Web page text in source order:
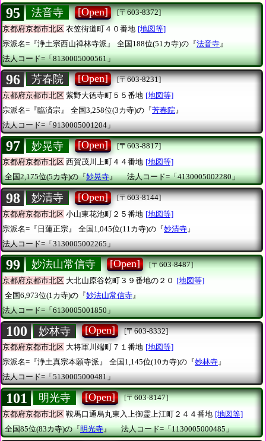
95 法音寺 [Open]
[〒603-8372]
京都府京都市北区 衣笠街道町４０番地 [地図等]
宗派名=『浄土宗西山禅林寺派』
全国188位(51カ寺)の『法音寺 』
法人コード=「8130005000561」
96 芳春院 [Open]
[〒603-8231]
京都府京都市北区 紫野大徳寺町５５番地 [地図等]
宗派名=『臨済宗』
全国3,258位(3カ寺)の『芳春院 』
法人コード=「9130005001204」
97 妙晃寺 [Open]
[〒603-8817]
京都府京都市北区 西賀茂川上町４４番地 [地図等]
全国2,175位(5カ寺)の『妙晃寺』 法人コード=「4130005002280」
98 妙清寺 [Open]
[〒603-8144]
京都府京都市北区 小山東花池町２５番地 [地図等]
宗派名=『日蓮正宗』
全国1,045位(11カ寺)の『妙清寺 』
法人コード=「3130005002265」
99 妙法山常信寺 [Open]
[〒603-8487]
京都府京都市北区 大北山原谷乾町３９番地の２０ [地図等]
全国6,973位(1カ寺)の『妙法山常信寺 』
法人コード=「6130005001850」
100 妙林寺 [Open]
[〒603-8332]
京都府京都市北区 大将軍川端町７１番地 [地図等]
宗派名=『浄土真宗本願寺派』
全国1,145位(10カ寺)の『妙林寺』
法人コード=「5130005000481」
101 明光寺 [Open]
[〒603-8147]
京都府京都市北区 鞍馬口通烏丸東入上御霊上江町２４４番地 [地図等]
全国85位(83カ寺)の『明光寺』 法人コード=「1130005000485」